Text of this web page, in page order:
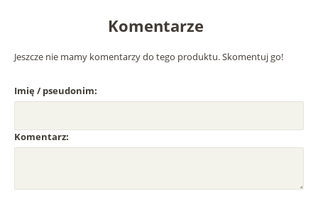
Komentarze
Jeszcze nie mamy komentarzy do tego produktu. Skomentuj go!
Imię / pseudonim:
Komentarz: